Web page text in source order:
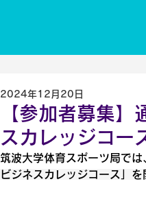
【参加者募集
スカレッジコー
2024年12月20日
筑波大学体育スポーツ局では
ビジネスカレッジコース」を